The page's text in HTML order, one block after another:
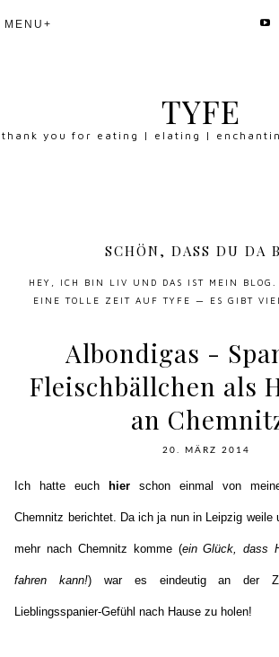
TYFE
thank you for eating | elating |
SCHÖN, DASS DU DA
HEY, ICH BIN LIV UND DAS IST MEIN BLOG.
EINE TOLLE ZEIT AUF TYFE — ES GIBT
Albondigas -
Fleischbällchen als
an
20. MÄRZ 2014
Ich hatte euch hier schon einmal von
Chemnitz berichtet. Da ich ja nun in Leipzig weile
mehr nach Chemnitz komme (ein Glück, dass
fahren kann!) war es eindeutig an der
Lieblingsspanier-Gefühl nach Hause zu holen!